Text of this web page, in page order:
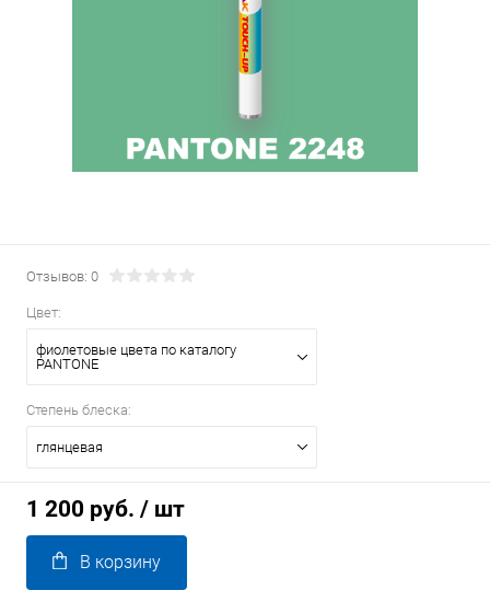
Отзывов: 0
Цвет:
фиолетовые цвета по каталогу
PANTONE
Степень блеска:
глянцевая
1 200 руб. / шт
В корзину